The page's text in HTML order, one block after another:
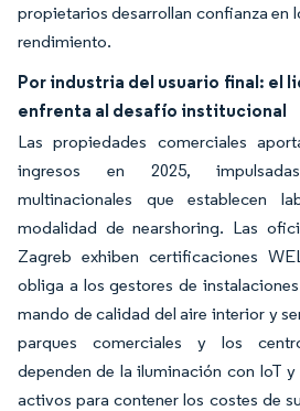
propietarios desarrollan confianza en
rendimiento.
Por industria del usuario final: el
enfrenta al desafío institucional
Las propiedades comerciales
ingresos en 2025,
multinacionales que establecen
modalidad de nearshoring. Las
Zagreb exhiben certificaciones
obliga a los gestores de
mando de calidad del aire interior y
parques comerciales y los
dependen de la iluminación con IoT
activos para contener los costes de